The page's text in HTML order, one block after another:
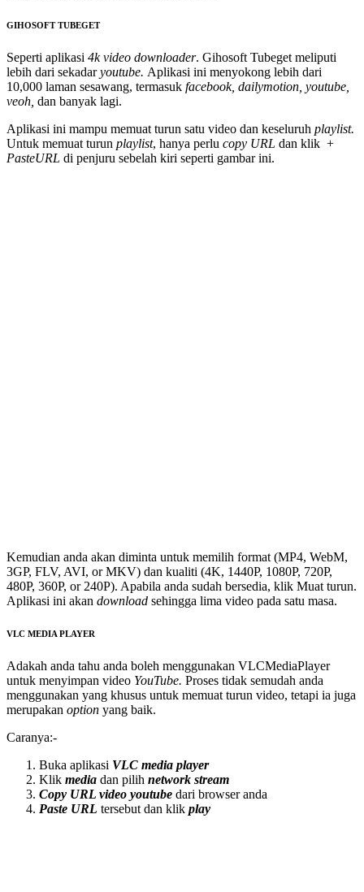
GIHOSOFT TUBEGET
Seperti aplikasi 4k video downloader. Gihosoft Tubeget meliputi
lebih dari sekadaryoutube. Aplikasi ini menyokong lebih dari
10,000 laman sesawang, termasuk facebook, dailymotion, youtube,
veoh, dan banyak lagi.
Aplikasi ini mampu memuat turun satu video dan keseluruh playlist.
Untuk memuat turun playlist, hanya perlu copy URL dan klik +
PasteURL di penjuru sebelah kiri seperti gambar ini.
Kemudian anda akan diminta untuk memilih format (MP4, WebM,
3GP, FLV, AVI, or MKV) dan kualiti (4K, 1440P, 1080P, 720P,
480P, 360P, or 240P). Apabila anda sudah bersedia, klik Muat turun.
Aplikasi ini akan download sehingga lima video pada satu masa.
VLC MEDIA PLAYER
Adakah anda tahu anda boleh menggunakan VLCMediaPlayer
untuk menyimpan video YouTube. Proses tidak semudah anda
menggunakan yang khusus untuk memuat turun video, tetapi ia juga
merupakan option yang baik.
Caranya:-
Buka aplikasi VLC media player
Klik media dan pilih network stream
Copy URL video youtube dari browser anda
Paste URL tersebut dan klik play